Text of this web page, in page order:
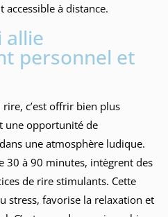
à distance.
allie
personnel et
c’est offrir bien plus
une opportunité de
une atmosphère ludique.
30 à 90 minutes, intègrent des
de rire stimulants. Cette
stress, favorise la relaxation et